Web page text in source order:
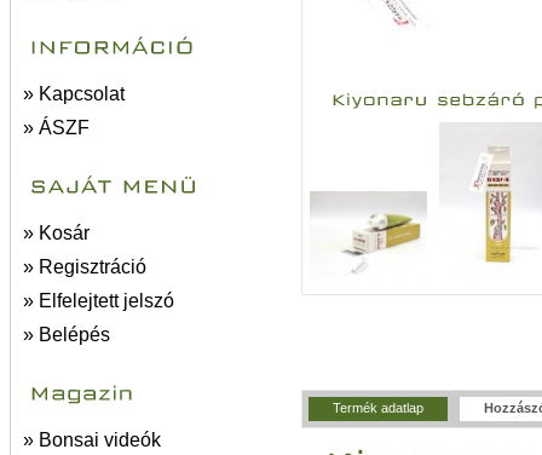
» Kapcsolat
» ÁSZF
» Kosár
» Regisztráció
» Elfelejtett jelszó
» Belépés
» Bonsai videók
Termék adatlap